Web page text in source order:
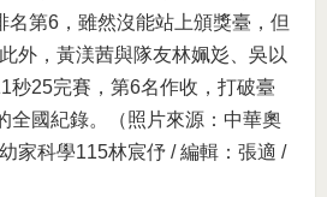
名第6，雖然沒能站上頒獎臺，但
外，黃渼茜與隊友林姵彣、吳以
秒25完賽，第6名作收，打破臺
全國紀錄。（照片來源：中華奧
家科學115林宸伃 / 編輯：張適 /